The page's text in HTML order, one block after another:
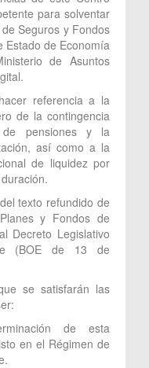
para solventar
Seguros y Fondos
Estado de Economía
de Asuntos
referencia a la
de la contingencia
pensiones y la
así como a la
de liquidez por
texto refundido de
y Fondos de
Decreto Legislativo
(BOE de 13 de
se satisfarán las
de esta
en el Régimen de